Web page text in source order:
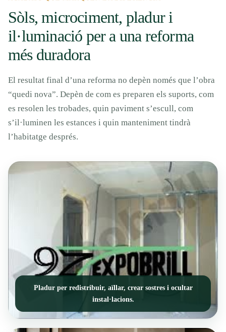
Sòls, microciment, pladur i
il·luminació per a una reforma
més duradora
El resultat final d’una reforma no depèn només que l’obra
“quedi nova”. Depèn de com es preparen els suports, com
es resolen les trobades, quin paviment s’escull, com
s’il·luminen les estances i quin manteniment tindrà
l’habitatge després.
Pladur per redistribuir, aïllar, crear sostres i ocultar
instal·lacions.